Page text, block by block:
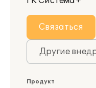
Связаться
Другие
Продукт